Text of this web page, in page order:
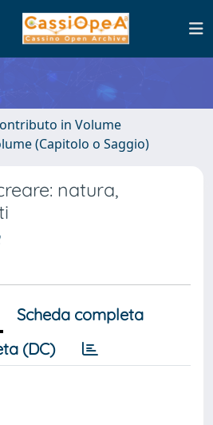
in Volume
(Capitolo o Saggio)
natura,
Scheda completa
(DC)